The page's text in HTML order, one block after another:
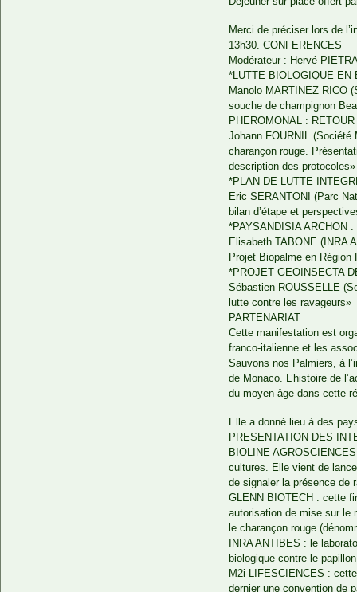
Merci de préciser lors de
13h30. CONFERENCES
Modérateur : Hervé
*LUTTE BIOLOGIQUE EN
Manolo MARTINEZ RICO
souche de champignon
PHEROMONAL :
Johann FOURNIL (Société
charançon rouge.
description des protocoles»
*PLAN DE LUTTE
Eric SERANTONI (Parc
bilan d’étape et
*PAYSANDISIA ARCHON
Elisabeth TABONE (INRA
Projet Biopalme en Région
*PROJET GEOINSECTA
Sébastien ROUSSELLE
lutte contre les ravageurs»
PARTENARIAT
Cette manifestation est
franco-italienne et les
Sauvons nos Palmiers, à
de Monaco. L’histoire de
du moyen-âge dans cette
Elle a donné lieu à des
PRESENTATION DES
BIOLINE
cultures. Elle vient de
de signaler la présence de
GLENN BIOTECH : cette
autorisation de mise sur le
le charançon rouge
INRA ANTIBES : le
biologique contre le
M2i-LIFESCIENCES :
dernier une convention de